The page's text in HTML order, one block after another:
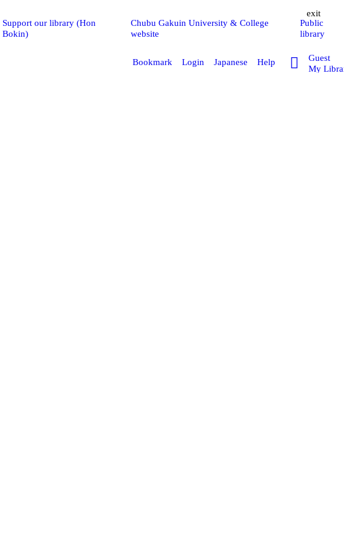
exit
Support our library (Hon
Bokin)
Chubu Gakuin University & College
website
Public
library
Bookmark Login Japanese Help
Guest
My